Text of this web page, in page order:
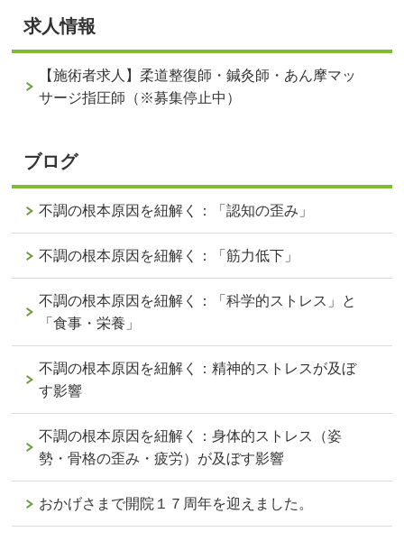
求人情報
【施術者求人】柔道整復師・鍼灸師・あん摩マッ
サージ指圧師（※募集停止中）
ブログ
不調の根本原因を紐解く：「認知の歪み」
不調の根本原因を紐解く：「筋力低下」
不調の根本原因を紐解く：「科学的ストレス」と
「食事・栄養」
不調の根本原因を紐解く：精神的ストレスが及ぼ
す影響
不調の根本原因を紐解く：身体的ストレス（姿
勢・骨格の歪み・疲労）が及ぼす影響
おかげさまで開院１７周年を迎えました。